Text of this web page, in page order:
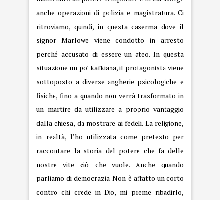
anche operazioni di polizia e magistratura. Ci
ritroviamo, quindi, in questa caserma dove il
signor Marlowe viene condotto in arresto
perché accusato di essere un ateo. In questa
situazione un po’ kafkiana, il protagonista viene
sottoposto a diverse angherie psicologiche e
fisiche, fino a quando non verrà trasformato in
un martire da utilizzare a proprio vantaggio
dalla chiesa, da mostrare ai fedeli. La religione,
in realtà, l’ho utilizzata come pretesto per
raccontare la storia del potere che fa delle
nostre vite ciò che vuole. Anche quando
parliamo di democrazia. Non è affatto un corto
contro chi crede in Dio, mi preme ribadirlo,